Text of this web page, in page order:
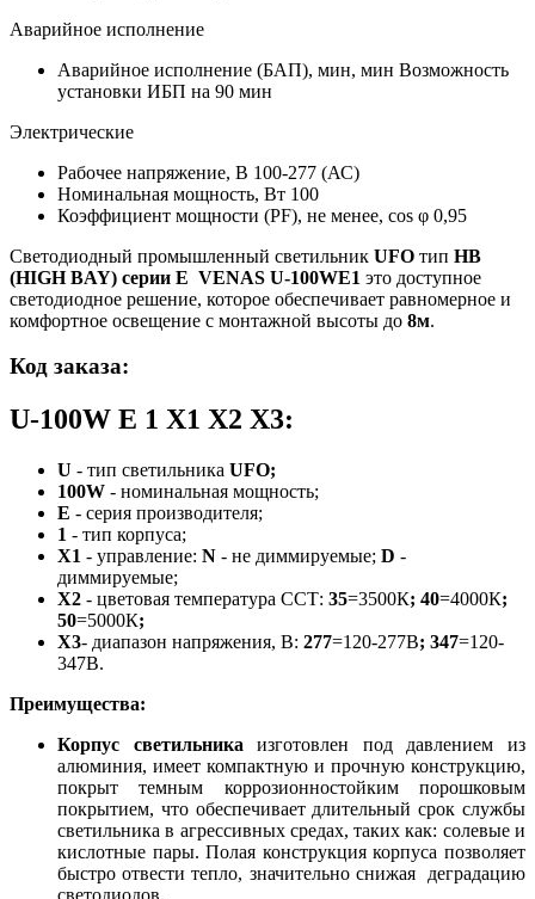
Аварийное исполнение
Аварийное исполнение (БАП), мин, мин Возможность
установки ИБП на 90 мин
Электрические
Рабочее напряжение, В 100-277 (АС)
Номинальная мощность, Вт 100
Коэффициент мощности (PF), не менее, cos φ 0,95
Светодиодный промышленный светильник UFO тип HB
(HIGH BAY) серии E VENAS U-100WE1 это доступное
светодиодное решение, которое обеспечивает равномерное и
комфортное освещение с монтажной высоты до 8м.
Код заказа:
U-100W E 1 X1 X2 X3:
U - тип светильника UFO;
100W - номинальная мощность;
Е - серия производителя;
1 - тип корпуса;
Х1 - управление: N - не диммируемые; D -
диммируемые;
Х2 - цветовая температура ССТ: 35=3500К; 40=4000К;
50=5000К;
Х3- диапазон напряжения, В: 277=120-277В; 347=120-
347В.
Преимущества:
Корпус светильника изготовлен под давлением из
алюминия, имеет компактную и прочную конструкцию,
покрыт темным коррозионностойким порошковым
покрытием, что обеспечивает длительный срок службы
светильника в агрессивных средах, таких как: солевые и
кислотные пары. Полая конструкция корпуса позволяет
быстро отвести тепло, значительно снижая деградацию